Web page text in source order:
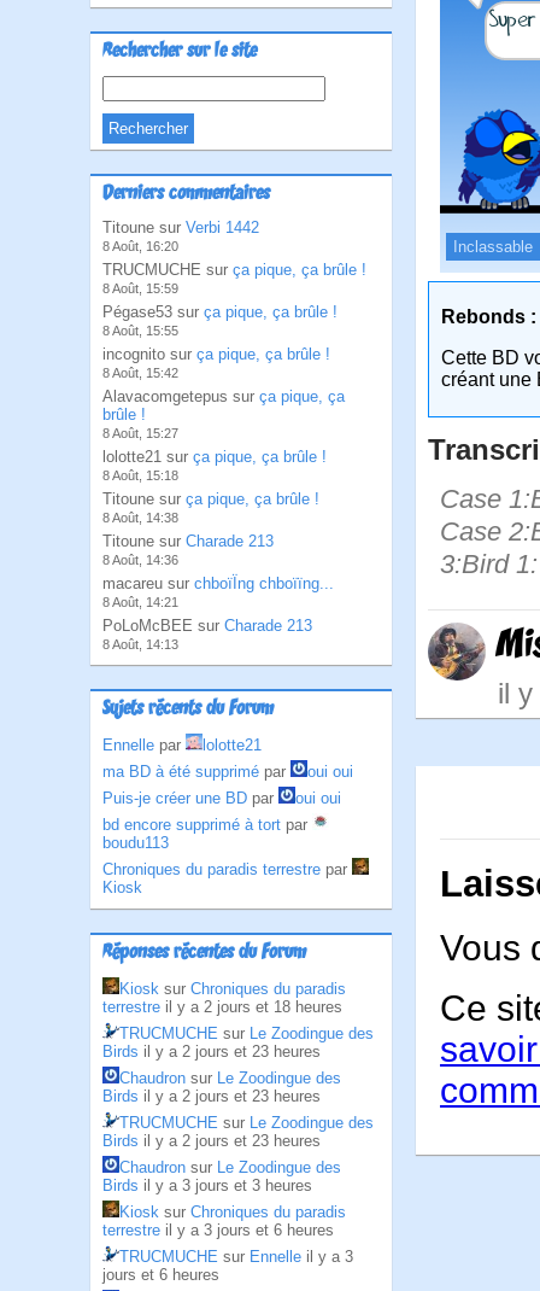
Rechercher sur le site
Derniers commentaires
Titoune sur Verbi 1442
8 Août, 16:20
TRUCMUCHE sur ça pique, ça brûle !
8 Août, 15:59
Pégase53 sur ça pique, ça brûle !
8 Août, 15:55
incognito sur ça pique, ça brûle !
8 Août, 15:42
Alavacomgetepus sur ça pique, ça
brûle !
8 Août, 15:27
lolotte21 sur ça pique, ça brûle !
8 Août, 15:18
Titoune sur ça pique, ça brûle !
8 Août, 14:38
Titoune sur Charade 213
8 Août, 14:36
macareu sur chboïÏng chboïïng...
8 Août, 14:21
PoLoMcBEE sur Charade 213
8 Août, 14:13
Sujets récents du Forum
Ennelle par
lolotte21
ma BD à été supprimé par
oui oui
Puis-je créer une BD par
oui oui
bd encore supprimé à tort par
boudu113
Chroniques du paradis terrestre par
Kiosk
Réponses récentes du Forum
Kiosk sur Chroniques du paradis
terrestre il y a 2 jours et 18 heures
TRUCMUCHE sur Le Zoodingue des
Birds il y a 2 jours et 23 heures
Chaudron sur Le Zoodingue des
Birds il y a 2 jours et 23 heures
TRUCMUCHE sur Le Zoodingue des
Birds il y a 2 jours et 23 heures
Chaudron sur Le Zoodingue des
Birds il y a 3 jours et 3 heures
Kiosk sur Chroniques du paradis
terrestre il y a 3 jours et 6 heures
TRUCMUCHE sur Ennelle il y a 3
jours et 6 heures
Inclassable
Rebonds :
Cette BD
créant une
Case
Case
3:Bird
il y
Vous
Ce